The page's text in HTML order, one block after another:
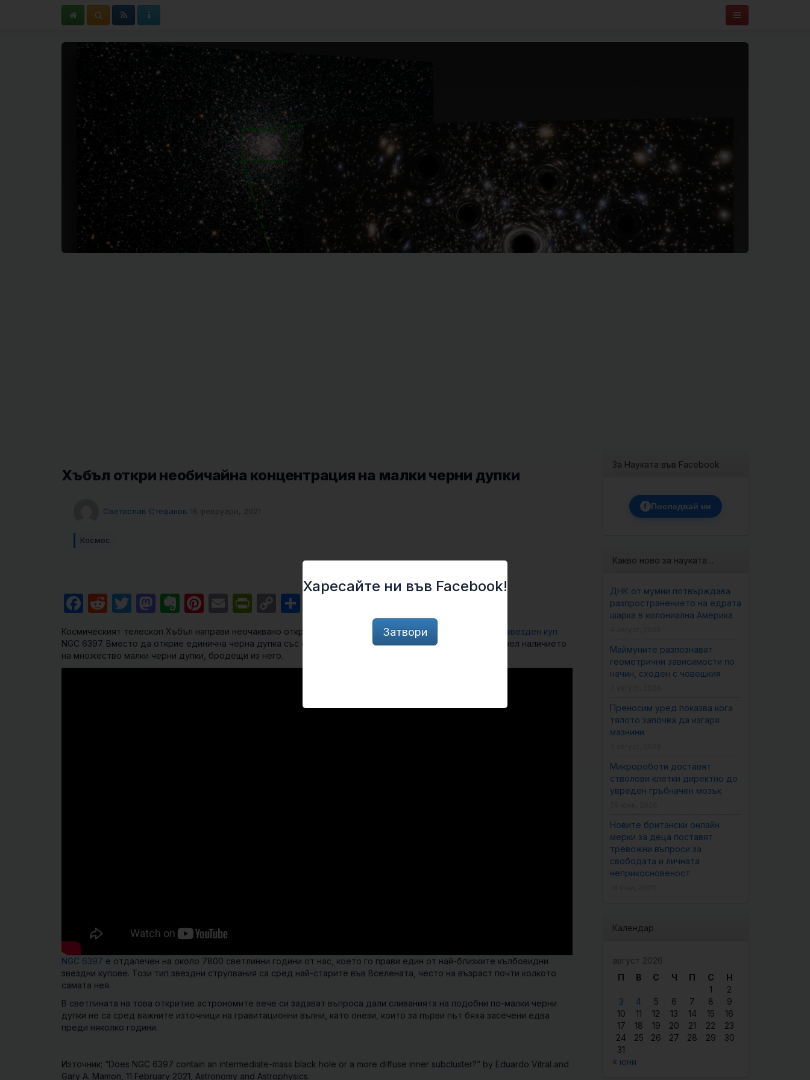
Хъбъл откри необичайна концентрация на малки черни дупки
Светослав Стефанов 16 февруари, 2021
Космос
Facebook
RedditTwitter
Mastodon
Evernote
Pinterest
EmailPrintFriendly
Copy
Космическият телескоп Хъбъл направи неочаквано откритие по време на наблюдение на
кълбовидния звезден куп
NGC 6397. Вместо да открие единична черна дупка със средна маса в центъра на купа, телескопа е отчел наличието
на множество малки черни дупки, бродещи из него.
NGC 6397 е отдалечен на около 7800 светлинни години от нас, което го прави един от най-близките кълбовидни
звездни купове. Този тип звездни струпвания са сред най-старите във Вселената, често на възраст почти колкото
самата нея.
В светлината на това откритие астрономите вече си задават въпроса дали сливанията на подобни по-малки черни
дупки не са сред важните източници на гравитационни вълни, като онези, които за първи път бяха засечени едва
преди няколко години.
Източник: “Does NGC 6397 contain an intermediate-mass black hole or a more diffuse inner subcluster?” by Eduardo Vitral and
Gary A. Mamon, 11 February 2021, Astronomy and Astrophysics.
За Науката във Facebook
f Последвай ни
Какво ново за науката…
ДНК от мумии потвърждава
разпространението на едрата
шарка в колониална Америка
Маймуните разпознават
геометрични зависимости по
начин, сходен с човешкия
Преносим уред показва кога
тялото започва да изгаря
мазнини
Микророботи доставят
стволови клетки директно до
увреден гръбначен мозък
Новите британски онлайн
мерки за деца поставят
тревожни въпроси за
свободата и личната
неприкосновеност
Календар
август 2026
П
В С Ч П С
Н
1
2
3
4 5 6 7 8
9
10
11 12 13 14 15
16
17
18 19 20 21 22
23
24
25 26 27 28 29
30
31
« юни
Харесайте ни във Facebook!
Затвори